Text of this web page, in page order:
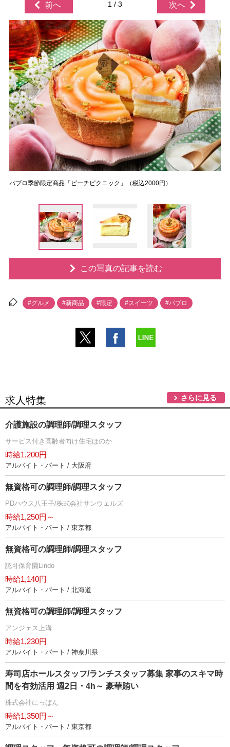
前へ 1 / 3 次へ
パブロ季節限定商品「ピーチピクニック」（税込2000円）
この写真の記事を読む
#グルメ #新商品 #限定 #スイーツ #パブロ
求人特集 さらに見る
介護施設の調理師/調理スタッフ
サービス付き高齢者向け住宅ほのか
時給1,200円
アルバイト・パート / 大阪府
無資格可の調理師/調理スタッフ
PDハウス八王子/株式会社サンウェルズ
時給1,250円～
アルバイト・パート / 東京都
無資格可の調理師/調理スタッフ
認可保育園Lindo
時給1,140円
アルバイト・パート / 北海道
無資格可の調理師/調理スタッフ
アンジェス上溝
時給1,230円
アルバイト・パート / 神奈川県
寿司店ホールスタッフ/ランチスタッフ募集 家事のスキマ時
間を有効活用 週2日・4h～ 豪華賄い
株式会社にっぱん
時給1,350円～
アルバイト・パート / 東京都